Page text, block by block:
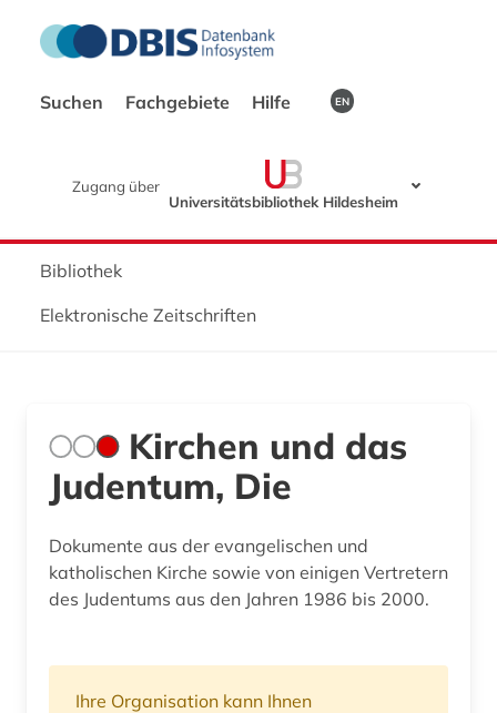
Suchen Fachgebiete Hilfe EN
Zugang über
Universitätsbibliothek Hildesheim
Bibliothek
Elektronische Zeitschriften
Kirchen und das
Judentum, Die
Dokumente aus der evangelischen und
katholischen Kirche sowie von einigen Vertretern
des Judentums aus den Jahren 1986 bis 2000.
Ihre Organisation kann Ihnen